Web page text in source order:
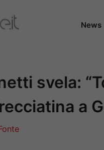
News
svela:
a